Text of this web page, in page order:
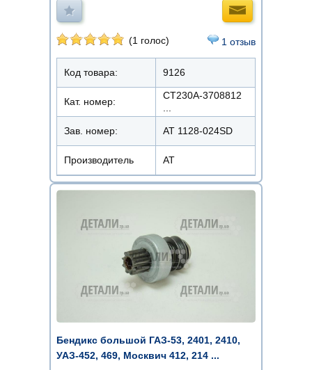
(1 голос) 1 отзыв
Код товара: 9126
Кат. номер:
СТ230А-3708812
Зав. номер: AT 1128-024SD
Производитель АТ
Бендикс большой ГАЗ-53, 2401, 2410,
УАЗ-452, 469, Москвич 412, 214 ...